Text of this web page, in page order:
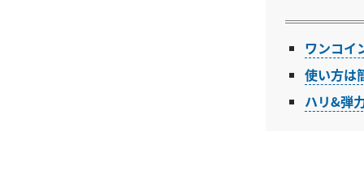
ワンコイ
使い方は
ハリ&弾